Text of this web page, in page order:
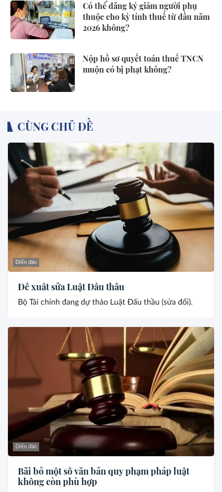
Có thể đăng ký giảm người phụ
thuộc cho kỳ tính thuế từ đầu năm
2026 không?
Nộp hồ sơ quyết toán thuế TNCN
muộn có bị phạt không?
CÙNG CHỦ ĐỀ
Diễn đàn
Đề xuất sửa Luật Đấu thầu
Bộ Tài chính đang dự thảo Luật Đấu thầu (sửa đổi).
Diễn đàn
Bãi bỏ một số văn bản quy phạm pháp luật
không còn phù hợp